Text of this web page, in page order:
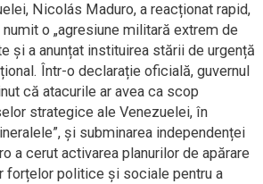
Nicolás Maduro, a reacționat rapid,
o „agresiune militară extrem de
și a anunțat instituirea stării de urgență
Într-o declarație oficială, guvernul
că atacurile ar avea ca scop
strategice ale Venezuelei, în
și subminarea independenței
a cerut activarea planurilor de apărare
forțelor politice și sociale pentru a